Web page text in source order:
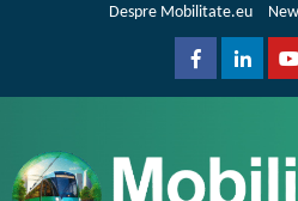
Despre Mobilitate.eu
Facebook